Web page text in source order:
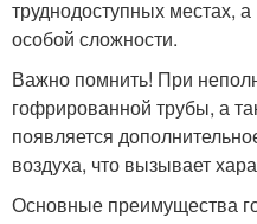
труднодоступных местах,
особой сложности.
Важно помнить! При
гофрированной трубы, а
появляется
воздуха, что вызывает
Основные преимущества